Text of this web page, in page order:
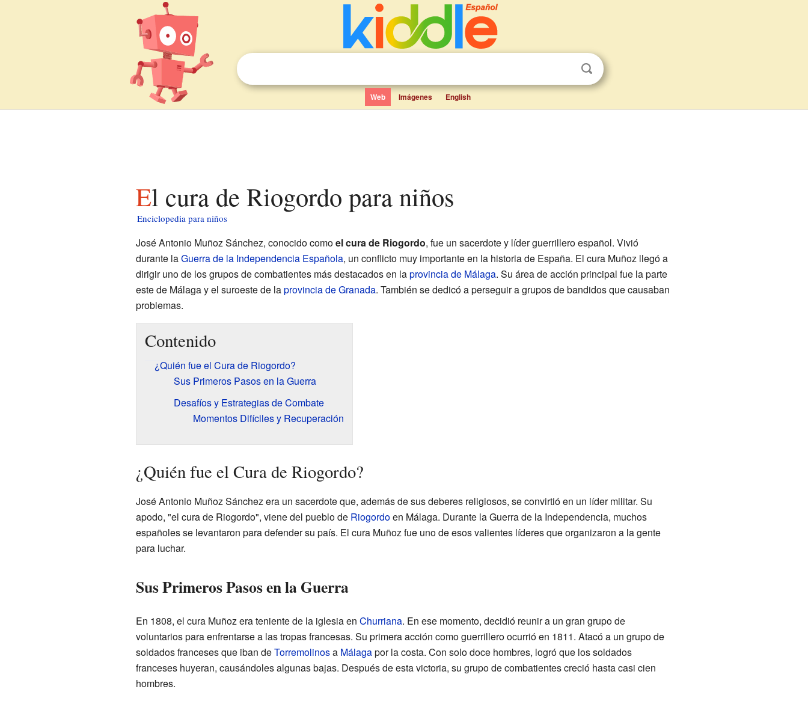
Web Imágenes English
El cura de Riogordo para niños
Enciclopedia para niños
José Antonio Muñoz Sánchez, conocido comoel cura de Riogordo, fue un sacerdote y líder guerrillero español. Vivió
durante laGuerra de la Independencia Española, un conflicto muy importante en la historia de España. El cura Muñoz llegó a
dirigir uno de los grupos de combatientes más destacados en laprovincia de Málaga. Su área de acción principal fue la parte
este de Málaga y el suroeste de laprovincia de Granada. También se dedicó a perseguir a grupos de bandidos que causaban
problemas.
Contenido
¿Quién fue el Cura de Riogordo?
Sus Primeros Pasos en la Guerra
Desafíos y Estrategias de Combate
Momentos Difíciles y Recuperación
¿Quién fue el Cura de Riogordo?
José Antonio Muñoz Sánchez era un sacerdote que, además de sus deberes religiosos, se convirtió en un líder militar. Su
apodo, "el cura de Riogordo", viene del pueblo de Riogordoen Málaga. Durante la Guerra de la Independencia, muchos
españoles se levantaron para defender su país. El cura Muñoz fue uno de esos valientes líderes que organizaron a la gente
para luchar.
Sus Primeros Pasos en la Guerra
En 1808, el cura Muñoz era teniente de la iglesia en Churriana. En ese momento, decidió reunir a un gran grupo de
voluntarios para enfrentarse a las tropas francesas. Su primera acción como guerrillero ocurrió en 1811. Atacó a un grupo de
soldados franceses que iban deTorremolinosa Málagapor la costa. Con solo doce hombres, logró que los soldados
franceses huyeran, causándoles algunas bajas. Después de esta victoria, su grupo de combatientes creció hasta casi cien
hombres.